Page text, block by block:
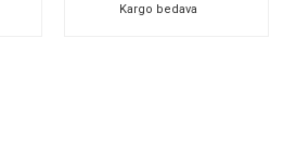
Kargo bedava